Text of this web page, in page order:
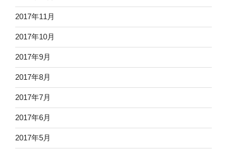
2017年11月
2017年10月
2017年9月
2017年8月
2017年7月
2017年6月
2017年5月